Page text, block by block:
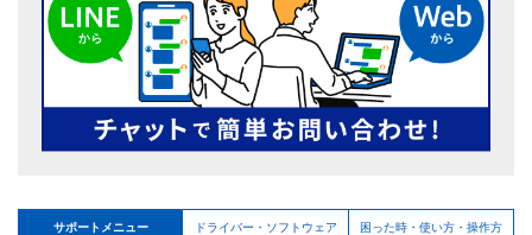
サポートメニュー
ドライバー・ソフトウェア
困った時・使い方・操作方